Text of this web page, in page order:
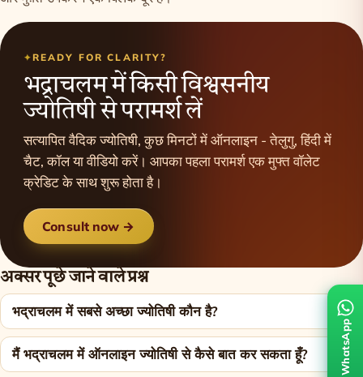
READY FOR CLARITY?
भद्राचलम में किसी विश्वसनीय
ज्योतिषी से परामर्श लें
सत्यापित वैदिक ज्योतिषी, कुछ मिनटों में ऑनलाइन - तेलुगु, हिंदी में
चैट, कॉल या वीडियो करें। आपका पहला परामर्श एक मुफ्त वॉलेट
क्रेडिट के साथ शुरू होता है।
Consult now →
अक्सर पूछे जाने वाले प्रश्न
भद्राचलम में सबसे अच्छा ज्योतिषी कौन है?
मैं भद्राचलम में ऑनलाइन ज्योतिषी से कैसे बात कर सकता हूँ? WhatsApp